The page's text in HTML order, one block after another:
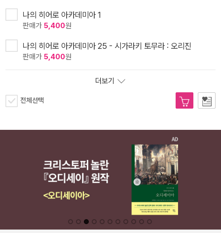
나의 히어로 아카데미아 1
판매가 5,400원
나의 히어로 아카데미아 25 - 시가라키 토무라 : 오리진
판매가 5,400원
더보기
전체선택